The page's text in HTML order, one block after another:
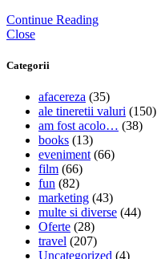
Continue Reading
Close
Categorii
afacereza (35)
ale tineretii valuri (150)
am fost acolo… (38)
books (13)
eveniment (66)
film (66)
fun (82)
marketing (43)
multe si diverse (44)
Oferte (28)
travel (207)
Uncategorized (4)